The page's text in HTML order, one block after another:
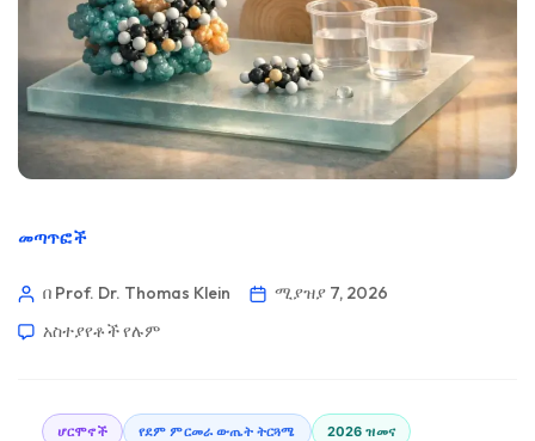
መጣጥፎች
በ Prof. Dr. Thomas Klein
ሚያዝያ 7, 2026
አስተያየቶች የሉም
ሆርሞኖች የደም ምርመራ ውጤት ትርጓሜ 2026 ዝመና